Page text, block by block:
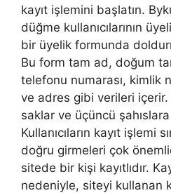
kayıt işlemini başlatın.
düğme kullanıcılarının
bir üyelik formunda
Bu form tam ad, doğum
telefonu numarası, kimlik
ve adres gibi verileri
saklar ve üçüncü
Kullanıcıların kayıt işlemi
doğru girmeleri çok
sitede bir kişi kayıtlıdır.
nedeniyle, siteyi kullanan